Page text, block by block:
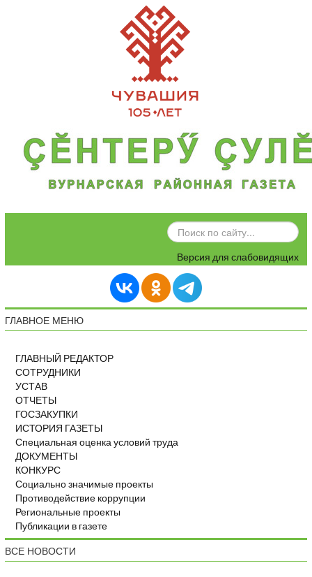
ИСКАТЬ...
Версия для слабовидящих
ГЛАВНОЕ МЕНЮ
ГЛАВНЫЙ РЕДАКТОР
СОТРУДНИКИ
УСТАВ
ОТЧЕТЫ
ГОСЗАКУПКИ
ИСТОРИЯ ГАЗЕТЫ
Специальная оценка условий труда
ДОКУМЕНТЫ
КОНКУРС
Социально значимые проекты
Противодействие коррупции
Региональные проекты
Публикации в газете
ВСЕ НОВОСТИ